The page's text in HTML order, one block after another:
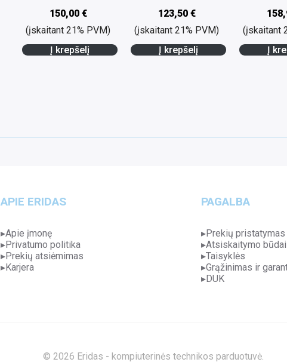
150,00 €
(įskaitant 21% PVM)
Į krepšelį
123,50 €
(įskaitant 21% PVM)
Į krepšelį
(įskaitant
Į
APIE ERIDAS
Apie įmonę
Privatumo politika
Prekių atsiėmimas
Karjera
PAGALBA
Prekių pristatymas
Atsiskaitymo būdai
Taisyklės
Grąžinimas ir
DUK
© 2026 Eridas - kompiuterinės technikos parduotuvė.